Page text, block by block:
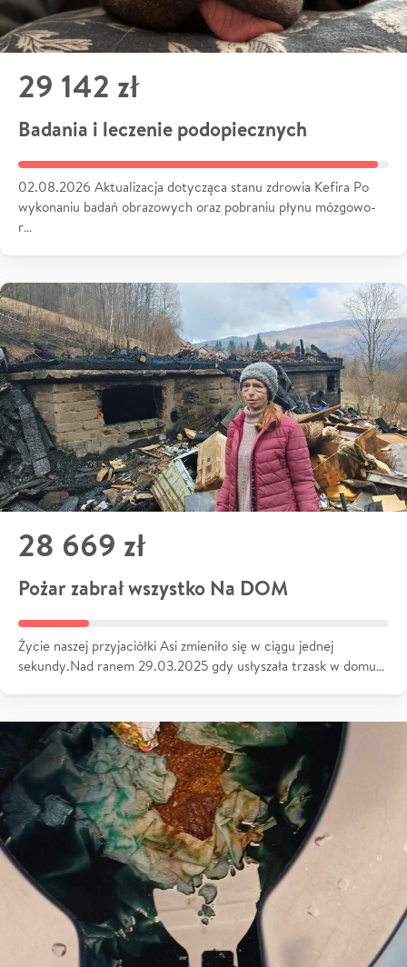
29 142 zł
Badania i leczenie podopiecznych
02.08.2026 Aktualizacja dotycząca stanu zdrowia Kefira Po
wykonaniu badań obrazowych oraz pobraniu płynu mózgowo-
r…
28 669 zł
Pożar zabrał wszystko Na DOM
Życie naszej przyjaciółki Asi zmieniło się w ciągu jednej
sekundy.Nad ranem 29.03.2025 gdy usłyszała trzask w domu…